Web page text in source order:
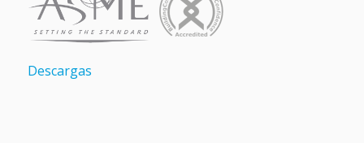
Descargas